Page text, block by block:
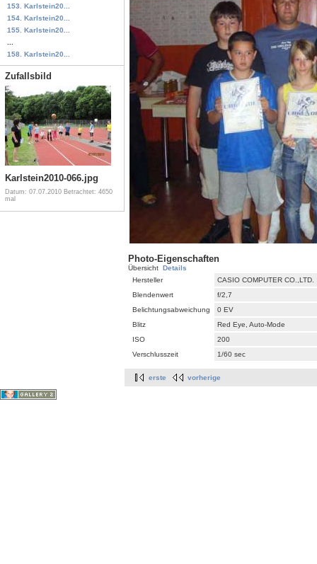
153. Karlstein20...
154. Karlstein20...
155. Karlstein20...
158. Karlstein20...
Zufallsbild
Karlstein2010-066.jpg
Datum: 07.07.2010 Betrachtet: 4650
mal
Photo-Eigenschaften
Übersicht Details
Hersteller
CASIO COMPUTER CO.,LTD.
Blendenwert
f/2,7
Belichtungsabweichung
0 EV
Blitz
Red Eye, Auto-Mode
ISO
200
Verschlusszeit
1/60 sec
erste vorherige